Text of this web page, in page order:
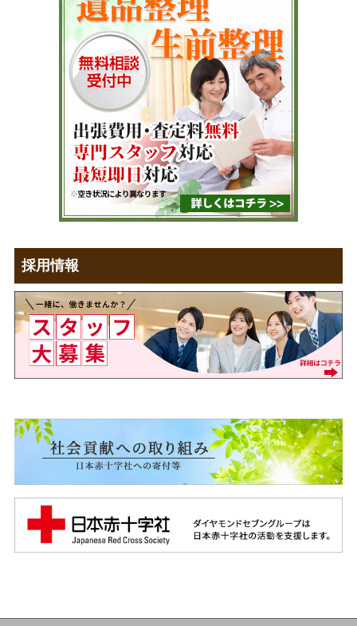
採用情報